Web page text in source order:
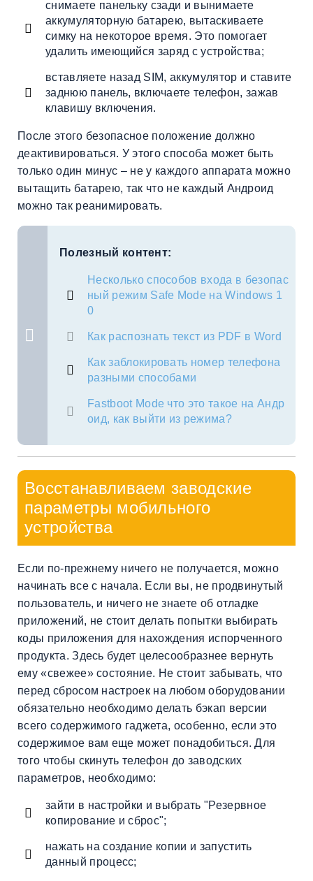
снимаете панельку сзади и вынимаете
аккумуляторную батарею, вытаскиваете
симку на некоторое время. Это помогает
удалить имеющийся заряд с устройства;
вставляете назад SIM, аккумулятор и ставите
заднюю панель, включаете телефон, зажав
клавишу включения.
После этого безопасное положение должно
деактивироваться. У этого способа может быть
только один минус – не у каждого аппарата можно
вытащить батарею, так что не каждый Андроид
можно так реанимировать.
Полезный контент:
Несколько способов входа в безопас
ный режим Safe Mode на Windows 1
0
Как распознать текст из PDF в Word
Как заблокировать номер телефона
разными способами
Fastboot Mode что это такое на Андр
оид, как выйти из режима?
Восстанавливаем заводские
параметры мобильного
устройства
Если по-прежнему ничего не получается, можно
начинать все с начала. Если вы, не продвинутый
пользователь, и ничего не знаете об отладке
приложений, не стоит делать попытки выбирать
коды приложения для нахождения испорченного
продукта. Здесь будет целесообразнее вернуть
ему «свежее» состояние. Не стоит забывать, что
перед сбросом настроек на любом оборудовании
обязательно необходимо делать бэкап версии
всего содержимого гаджета, особенно, если это
содержимое вам еще может понадобиться. Для
того чтобы скинуть телефон до заводских
параметров, необходимо:
зайти в настройки и выбрать "Резервное
копирование и сброс";
нажать на создание копии и запустить
данный процесс;